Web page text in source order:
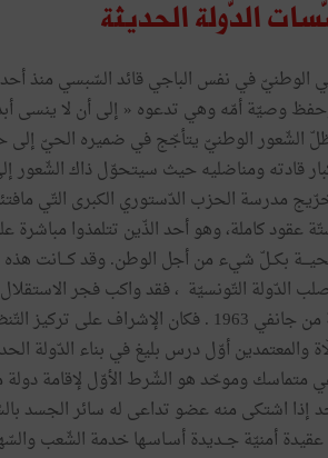
الدّولة الحديثة
وصيّة أمّه وهي تدعوه « إلى أن لا ينسى
وظلّ الشّعور الوطنيّ يتأجّج في ضميره الحيّ
قادته ومناضليه حيث سيتحوّل ذاك
مدرسة الحزب الدّستوري الكبرى التّي مافتئت
عقود كاملة، وهو أحد الذّين تتلمذوا مباشرة
بكــلّ شيء من أجل الوطن. وقد كـــانت
الدّولة التّونسيّة ، فقد واكب فجر الاستقلال
الوطنيّ بداية من جانفي 1963 . فكان
والمعتمدين أوّل درس بليغ في بناء الدّولة
متماسك وموحّد هو الشّرط الأوّل لإقامة دولة
إذا اشتكى منه عضو تداعى له سائر الجسد
أمنيّة جــديدة أسـاسـها خدمة الشّعب